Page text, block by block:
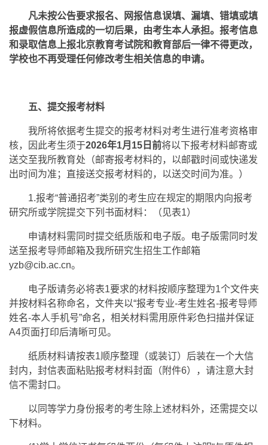
凡未按公告要求报名、网报信息误填、漏填、错填或填
报虚假信息所造成的一切后果，由考生本人承担。报考信息
和录取信息上报北京教育考试院和教育部后一律不得更改，
学校也不再受理任何修改考生相关信息的申请。
五、提交报考材料
我所将依据考生提交的报考材料对考生进行准考资格审
核，因此考生须于2026年1月15日前将以下报考材料邮寄或
送交至我所教育处（邮寄报考材料的，以邮戳时间或快递发
出时间为准；直接送交报考材料的，以送交时间为准。）
1.报考“普通招考”类别的考生应在规定的期限内向报考
研究所或学院提交下列书面材料：（见表1）
申请材料需同时提交纸质版和电子版。电子版需同时发
送至报考导师邮箱及我所研究生招生工作邮箱
yzb@cib.ac.cn。
电子版请务必将表1要求的材料按顺序整理为1个文件夹
并按材料名称命名，文件夹以“报考专业-考生姓名-报考导师
姓名-本人手机号”命名，相关材料需用原件彩色扫描并保证
A4页面打印后清晰可见。
纸质材料请按表1顺序整理（或装订）后装在一个大信
封内，封信表面粘贴报考材料封面（附件6），请注意大封
信不需封口。
以同等学力身份报考的考生除上述材料外，还需提交以
下材料。